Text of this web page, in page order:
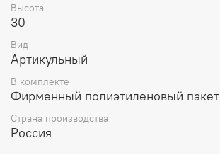
Высота
30
Вид
Артикульный
В комплекте
Фирменный полиэтиленовый пакет
Страна производства
Россия